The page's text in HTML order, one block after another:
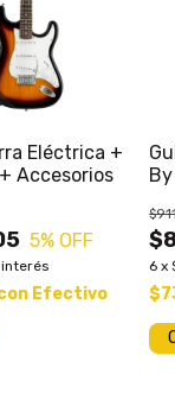
Eléctrica +
Accesorios
5% OFF
Efectivo
6 x